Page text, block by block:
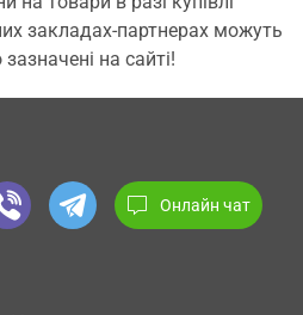
закладах-партнерах можуть
на сайті!
Онлайн чат